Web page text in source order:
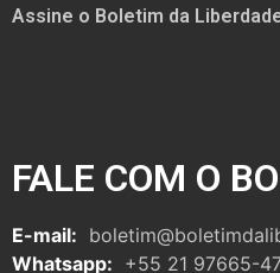
Assine o Boletim da
FALE COM O
E-mail:
Whatsapp: +55 21 97665-